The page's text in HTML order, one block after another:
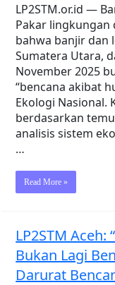
LP2STM.or.id —
Pakar lingkungan
bahwa banjir dan
Sumatera Utara,
November 2025
“bencana akibat
Ekologi Nasional.
berdasarkan
analisis sistem
…
Read More »
LP2STM
Bukan Lagi
Darurat